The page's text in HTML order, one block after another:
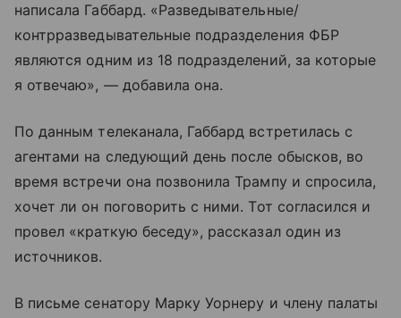
написала Габбард. «Разведывательные/
контрразведывательные подразделения ФБР
являются одним из 18 подразделений, за которые
я отвечаю», — добавила она.
По данным телеканала, Габбард встретилась с
агентами на следующий день после обысков, во
время встречи она позвонила Трампу и спросила,
хочет ли он поговорить с ними. Тот согласился и
провел «краткую беседу», рассказал один из
источников.
В письме сенатору Марку Уорнеру и члену палаты